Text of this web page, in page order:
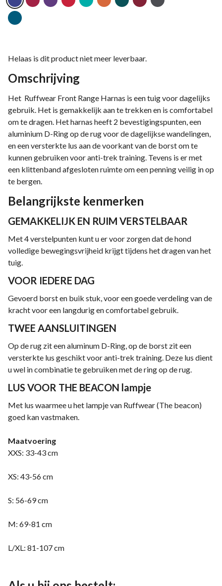
Helaas is dit product niet meer leverbaar.
Omschrijving
Het Ruffwear Front Range Harnas is een tuig voor dagelijks
gebruik. Het is gemakkelijk aan te trekken en is comfortabel
om te dragen. Het harnas heeft 2 bevestigingspunten, een
aluminium D-Ring op de rug voor de dagelijkse wandelingen,
en een versterkte lus aan de voorkant van de borst om te
kunnen gebruiken voor anti-trek training. Tevens is er met
een klittenband afgesloten ruimte om een penning veilig in op
te bergen.
Belangrijkste kenmerken
GEMAKKELIJK EN RUIM VERSTELBAAR
Met 4 verstelpunten kunt u er voor zorgen dat de hond
volledige bewegingsvrijheid krijgt tijdens het dragen van het
tuig.
VOOR IEDERE DAG
Gevoerd borst en buik stuk, voor een goede verdeling van de
kracht voor een langdurig en comfortabel gebruik.
TWEE AANSLUITINGEN
Op de rug zit een aluminum D-Ring, op de borst zit een
versterkte lus geschikt voor anti-trek training. Deze lus dient
u wel in combinatie te gebruiken met de ring op de rug.
LUS VOOR THE BEACON lampje
Met lus waarmee u het lampje van Ruffwear (The beacon)
goed kan vastmaken.
Maatvoering
XXS: 33-43 cm
XS: 43-56 cm
S: 56-69 cm
M: 69-81 cm
L/XL: 81-107 cm